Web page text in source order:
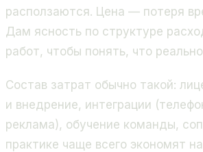
расползаются. Цена — потеря
Дам ясность по структуре
работ, чтобы понять, что
Состав затрат обычно такой:
и внедрение, интеграции
реклама), обучение команды,
практике чаще всего экономят